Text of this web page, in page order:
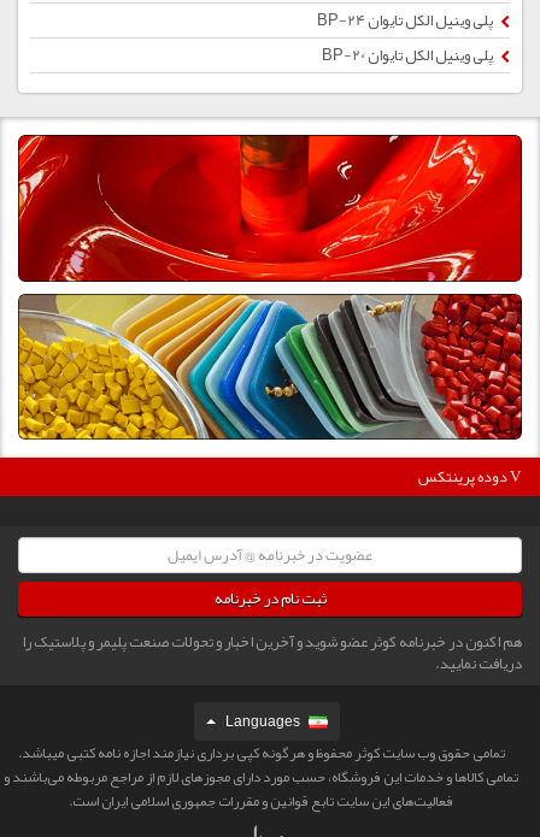
پلی وینیل الکل تایوان BP-24
پلی وینیل الکل تایوان BP-20
دوده پرینتکس V دگوسا :
ثبت نام در خبرنامه
هم اکنون در خبرنامه کوثر عضو شوید و آخرین اخبار و تحولات صنعت پلیمر و پلاستیک را
دریافت نمایید.
تمامی حقوق وب سایت کوثر محفوظ و هرگونه کپی برداری نیازمند اجازه نامه کتبی میباشد.
تمامی كالاها و خدمات این فروشگاه، حسب مورد دارای مجوزهای لازم از مراجع مربوطه می‌باشند و
فعالیت‌های این سایت تابع قوانین و مقررات جمهوری اسلامی ایران است.‎